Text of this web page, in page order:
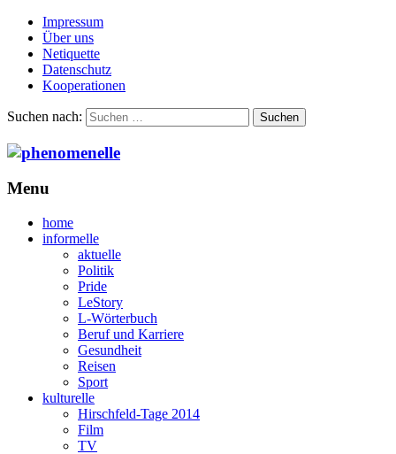
Impressum
Über uns
Netiquette
Datenschutz
Kooperationen
Suchen nach:
Menu
home
informelle
aktuelle
Politik
Pride
LeStory
L-Wörterbuch
Beruf und Karriere
Gesundheit
Reisen
Sport
kulturelle
Hirschfeld-Tage 2014
Film
TV